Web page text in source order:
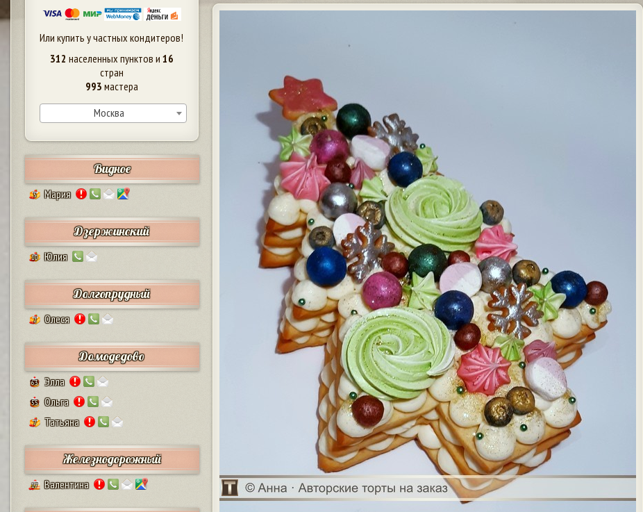
Или купить у частных кондитеров!
312 населенных пунктов и 16
стран
993 мастера
Москва
Видное
5 Мария
Дзержинский
10 Юлия
Долгопрудный
2 Олеся
Домодедово
63 Элла
55 Ольга
7 Татьяна
Железнодорожный
17 Валентина